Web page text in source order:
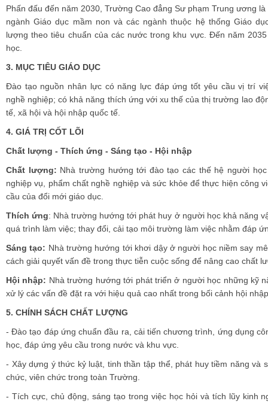
Phấn đấu đến năm 2030, Trường Cao đẳng Sư phạm Trung ương
ngành Giáo dục mầm non và các ngành thuộc hệ thống Giáo
lượng theo tiêu chuẩn của các nước trong khu vực. Đến năm
học.
3. MỤC TIÊU GIÁO DỤC
Đào tạo nguồn nhân lực có năng lực đáp ứng tốt yêu cầu vị trí
nghề nghiệp; có khả năng thích ứng với xu thế của thị trường lao
tế, xã hội và hội nhập quốc tế.
4. GIÁ TRỊ CỐT LÕI
Chất lượng - Thích ứng - Sáng tạo - Hội nhập
Chất lượng: Nhà trường hướng tới đào tạo các thế hệ người
nghiệp vụ, phẩm chất nghề nghiệp và sức khỏe để thực hiện công
cầu của đổi mới giáo dục.
Thích ứng: Nhà trường hướng tới phát huy ở người học khả năng
quá trình làm việc; thay đổi, cải tạo môi trường làm việc nhằm đáp
Sáng tạo: Nhà trường hướng tới khơi dậy ở người học niềm say
cách giải quyết vấn đề trong thực tiễn cuộc sống để nâng cao chất
Hội nhập: Nhà trường hướng tới phát triển ở người học những kỹ
xử lý các vấn đề đặt ra với hiệu quả cao nhất trong bối cảnh hội
5. CHÍNH SÁCH CHẤT LƯỢNG
- Đào tạo đáp ứng chuẩn đầu ra, cải tiến chương trình, ứng dụng
học, đáp ứng yêu cầu trong nước và khu vực.
- Xây dựng ý thức kỷ luật, tinh thần tập thể, phát huy tiềm năng và
chức, viên chức trong toàn Trường.
- Tích cực, chủ động, sáng tạo trong việc học hỏi và tích lũy kinh